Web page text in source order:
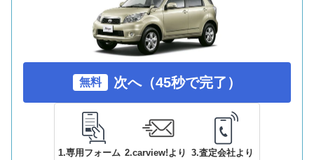
無料 次へ（45秒で完了）
1.専用フォーム 2.carview!より 3.査定会社より